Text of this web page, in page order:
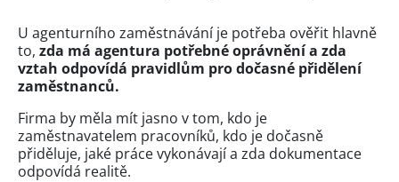
U agenturního zaměstnávání je potřeba ověřit hlavně
to, zda má agentura potřebné oprávnění a zda
vztah odpovídá pravidlům pro dočasné přidělení
zaměstnanců.
Firma by měla mít jasno v tom, kdo je
zaměstnavatelem pracovníků, kdo je dočasně
přiděluje, jaké práce vykonávají a zda dokumentace
odpovídá realitě.